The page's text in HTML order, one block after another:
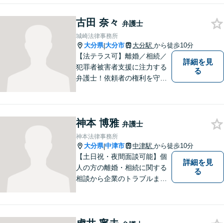
ます。【大分県に3拠点ある地
域密着型の事務所】【初回相
談無料】
古田 奈々 弁護士
城崎法律事務所
大分県|大分市 大分駅 から徒歩10分
【法テラス可】離婚／相続／
犯罪者被害者支援に注力する
弁護士！依頼者の権利を守
詳細を見
る
神本 博雅 弁護士
神本法律事務所
大分県|中津市 中津駅 から徒歩10分
【土日祝・夜間面談可能】個
人の方の離婚・相続に関する
相談から企業のトラブルまで
詳細を見
る